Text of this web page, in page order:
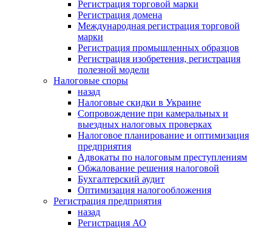
Регистрация торговой марки
Регистрация домена
Международная регистрация торговой
марки
Регистрация промышленных образцов
Регистрация изобретения, регистрация
полезной модели
Налоговые споры
назад
Налоговые скидки в Украине
Сопровождение при камеральных и
выездных налоговых проверках
Налоговое планирование и оптимизация
предприятия
Адвокаты по налоговым преступлениям
Обжалование решения налоговой
Бухгалтерский аудит
Оптимизация налогообложения
Регистрация предприятия
назад
Регистрация АО